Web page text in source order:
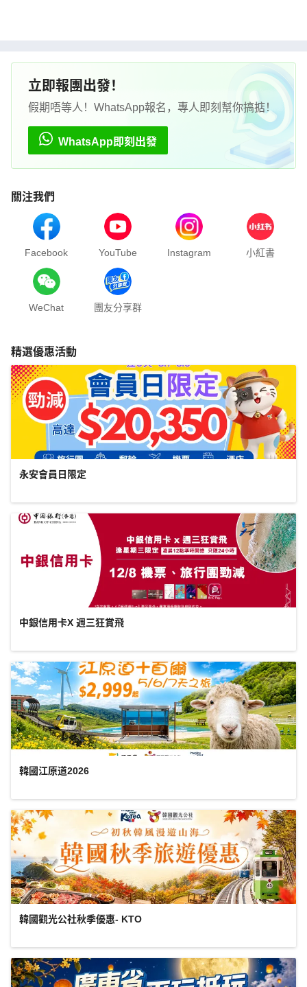
立即報團出發！
假期唔等人！WhatsApp報名，專人即刻幫你搞掂！
WhatsApp即刻出發
關注我們
Facebook YouTube Instagram 小紅書
WeChat 團友分享群
精選優惠活動
永安會員日限定
中銀信用卡X 週三狂賞飛
韓國江原道2026
韓國觀光公社秋季優惠- KTO